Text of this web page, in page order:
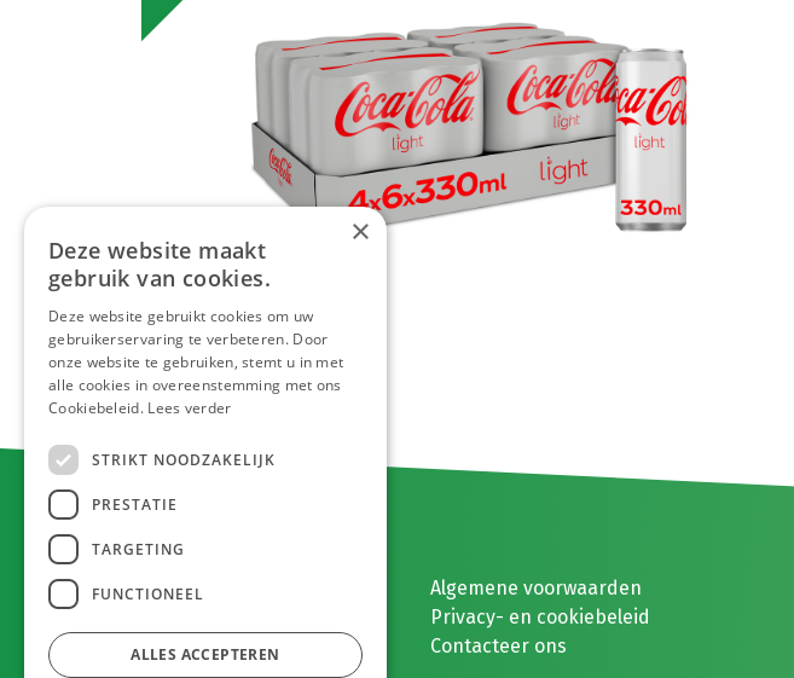
E. MEEUWISSEN BV
Gaston Eyskenslaan 2
3900 Pelt, België
Algemene voorwaarden
Privacy- en cookiebeleid
Contacteer ons
×
Deze website maakt
gebruik van cookies.
Deze website gebruikt cookies om uw
gebruikerservaring te verbeteren. Door
onze website te gebruiken, stemt u in met
alle cookies in overeenstemming met ons
Cookiebeleid. Lees verder
STRIKT NOODZAKELIJK
PRESTATIE
TARGETING
FUNCTIONEEL
ALLES ACCEPTEREN